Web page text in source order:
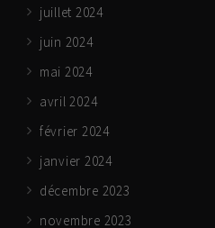
juillet 2024
juin 2024
mai 2024
avril 2024
février 2024
janvier 2024
décembre 2023
novembre 2023